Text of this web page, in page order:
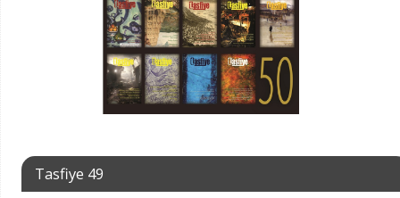
Tasfiye 49